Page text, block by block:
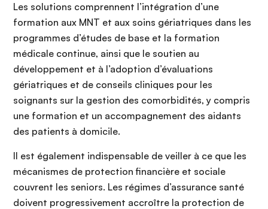
Les solutions comprennent l’intégration d’une
formation aux MNT et aux soins gériatriques dans les
programmes d’études de base et la formation
médicale continue, ainsi que le soutien au
développement et à l’adoption d’évaluations
gériatriques et de conseils cliniques pour les
soignants sur la gestion des comorbidités, y compris
une formation et un accompagnement des aidants
des patients à domicile.
Il est également indispensable de veiller à ce que les
mécanismes de protection financière et sociale
couvrent les seniors. Les régimes d’assurance santé
doivent progressivement accroître la protection de